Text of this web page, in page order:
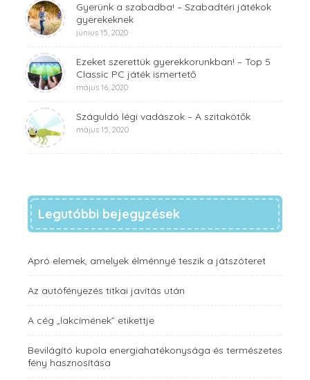
Gyerünk a szabadba! – Szabadtéri játékok
gyerekeknek
június 15, 2020
Ezeket szerettük gyerekkorunkban! – Top 5
Classic PC játék ismertető
május 16, 2020
Száguldó légi vadászok – A szitakötők
május 15, 2020
Legutóbbi bejegyzések
Apró elemek, amelyek élménnyé teszik a játszóteret
Az autófényezés titkai javítás után
A cég „lakcímének” etikettje
Bevilágító kupola energiahatékonysága és természetes
fény hasznosítása